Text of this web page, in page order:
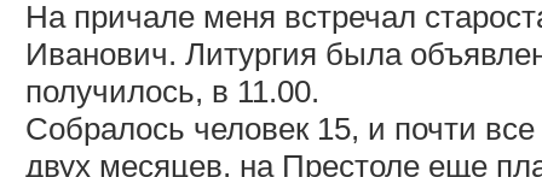
На причале меня встречал
Иванович. Литургия была
получилось, в 11.00.
Собралось человек 15, и почти
двух месяцев, на Престоле еще